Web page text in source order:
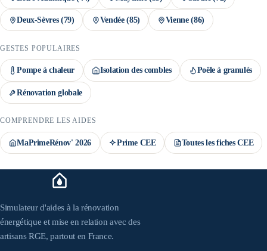
Deux-Sèvres(79) Vendée(85) Vienne(86)
GESTES POPULAIRES
Pompe à chaleur Isolation des combles Poêle à granulés
Rénovation globale
COMPRENDRE LES AIDES
MaPrimeRénov' 2026 Prime CEE Toutes les fiches CEE
Simulateur d'aides à la rénovation
énergétique et mise en relation avec des
artisans RGE, partout en France.